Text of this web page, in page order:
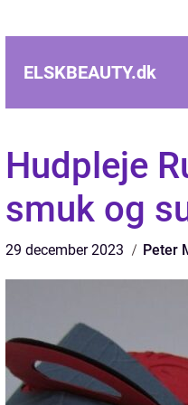
ELSKBEAUTY.dk
Hudpleje
smuk og
29 december 2023 Peter